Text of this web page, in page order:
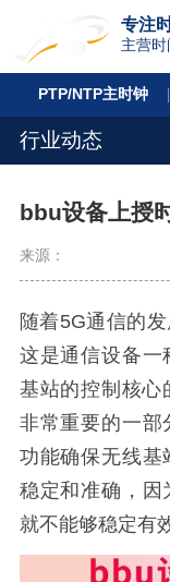
专注
主营
PTP/NTP主时钟
行业动态
bbu设备上授
来源：
随着5G通信的
这是通信设备一
基站的控制核心
非常重要的一部
功能确保无线基
稳定和准确，因
就不能够稳定有